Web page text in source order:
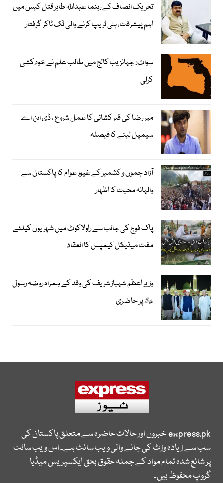
تحریک انصاف کے رہنما عبداللہ طاہر قتل کیس میں
اہم پیشرفت، ہنی ٹریپ کرنے والی ٹک ٹاکر گرفتار
سوات: جہانزیب کالج میں طالب علم نے خودکشی
کرلی
میر رضا کی قبر کشائی کا عمل شروع ، ڈی این اے
سیمپل لینے کا فیصلہ
آزاد جموں و کشمیر کے غیور عوام کا پاکستان سے
والہانہ محبت کا اظہار
پاک فوج کی جانب سے راولاکوٹ میں شہریوں کیلئے
مفت میڈیکل کیمپس کا انعقاد
وزیر اعظم شہباز شریف کی وفد کے ہمراہ روضہ رسول
ﷺ پر حاضری
express.pkخبروں اور حالات حاضرہ سے متعلق پاکستان کی
سب سے زیادہ وزٹ کی جانے والی ویب سائٹ ہے۔ اس ویب سائٹ
پر شائع شدہ تمام مواد کے جملہ حقوق بحق ایکسپریس میڈیا
گروپ محفوظ ہیں۔